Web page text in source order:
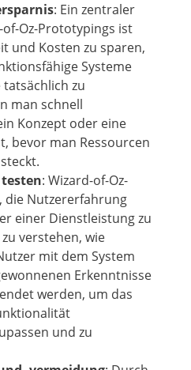
: Ein zentraler
Oz-Prototypings ist
und Kosten zu sparen,
Systeme
zu
man schnell
Konzept oder eine
bevor man Ressourcen
: Wizard-of-Oz-
die Nutzererfahrung
einer Dienstleistung zu
verstehen, wie
mit dem System
Erkenntnisse
werden, um das
und zu